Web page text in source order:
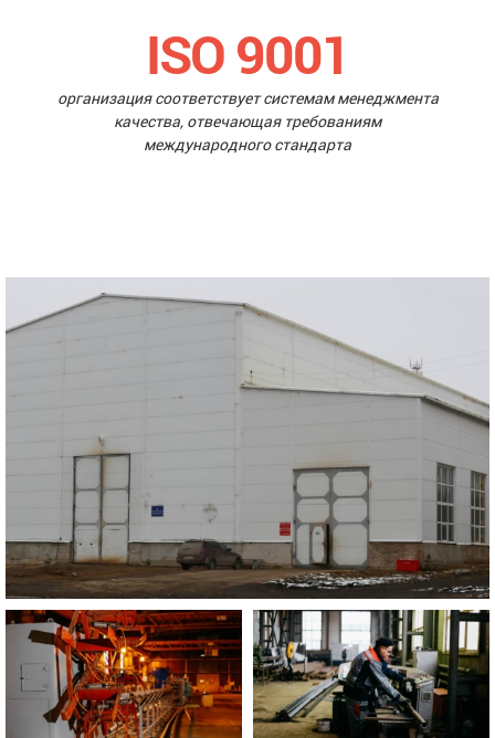
ISO 9001
организация соответствует системам менеджмента
качества, отвечающая требованиям
международного стандарта